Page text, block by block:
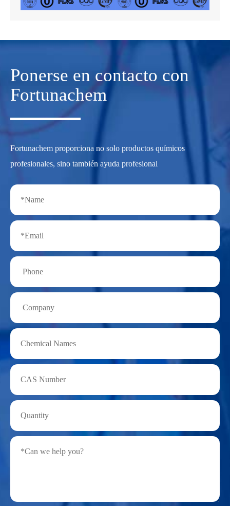
Ponerse en contacto con
Fortunachem
Fortunachem proporciona no solo productos químicos
profesionales, sino también ayuda profesional